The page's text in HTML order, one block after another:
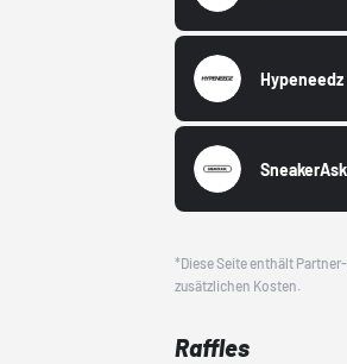
Hypeneedz
SneakerAsk
*Diese Seite enthält
zusätzlichen Kosten.
Raffles